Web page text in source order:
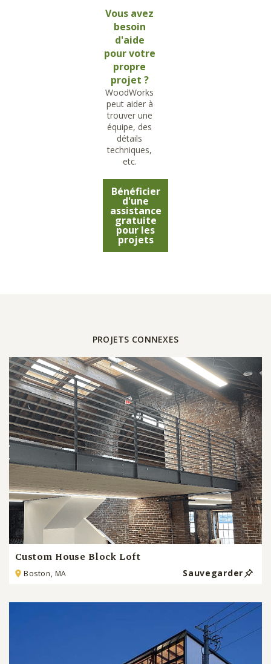
Vous avez
besoin
d'aide
pour votre
propre
projet ?
WoodWorks
peut aider à
trouver une
équipe, des
détails
techniques,
etc.
Bénéficier
d'une
assistance
gratuite
pour les
projets
PROJETS CONNEXES
Custom House Block Loft
Boston, MA Sauvegarder